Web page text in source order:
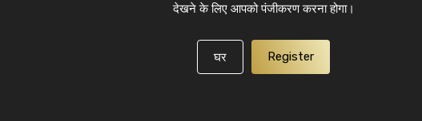
देखने के लिए आपको पंजीकरण करना होगा।
घर Register